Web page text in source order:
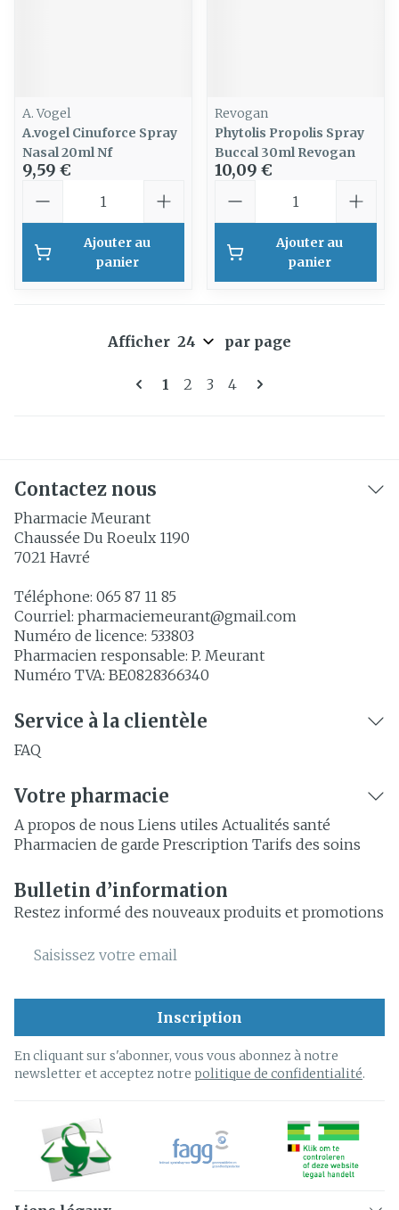
A. Vogel
A.vogel Cinuforce Spray
Nasal 20ml Nf
9,59 €
Ajouter au
panier
Revogan
Phytolis Propolis Spray
Buccal 30ml Revogan
10,09 €
Ajouter au
panier
Pages
Vous lisez actuellement la
1 Page
2 Page
3 Page
4
Afficher par page
Contactez nous
Pharmacie Meurant
Chaussée Du Roeulx 1190
7021 Havré
Téléphone: 065 87 11 85
Courriel: pharmaciemeurant@gmail.com
Numéro de licence: 533803
Pharmacien responsable: P. Meurant
Numéro TVA: BE0828366340
Service à la clientèle
FAQ
Votre pharmacie
A propos de nous Liens utiles Actualités santé
Pharmacien de garde Prescription Tarifs des soins
Bulletin d’information
Restez informé des nouveaux produits et promotions
Adresse mail
Inscription
En cliquant sur s'abonner, vous vous abonnez à notre
newsletter et acceptez notre politique de confidentialité.